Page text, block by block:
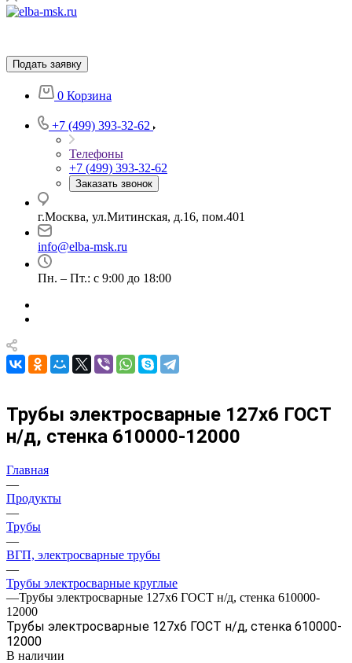
Подать заявку
0 Корзина
+7 (499) 393-32-62
Телефоны
+7 (499) 393-32-62
Заказать звонок
г.Москва, ул.Митинская, д.16, пом.401
info@elba-msk.ru
Пн. – Пт.: с 9:00 до 18:00
Трубы электросварные 127х6 ГОСТ
н/д, стенка 610000-12000
Главная
—
Продукты
—
Трубы
—
ВГП, электросварные трубы
—
Трубы электросварные круглые
—Трубы электросварные 127х6 ГОСТ н/д, стенка 610000-
12000
Трубы электросварные 127х6 ГОСТ н/д, стенка 610000-
12000
В наличии